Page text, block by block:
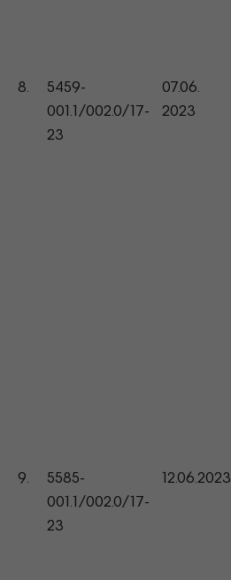
8.
5459-
001.1/002.0/17-
23
07.06.
2023
9.
5585-
001.1/002.0/17-
23
12.06.2023